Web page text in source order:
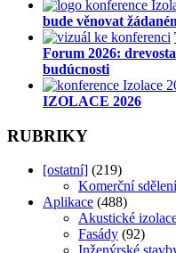
bude věnovat
Forum 2026:
budúcnosti
IZOLACE 2026
RUBRIKY
[ostatní] (219)
Komerční sdělení
Aplikace (488)
Akustické
Fasády (92)